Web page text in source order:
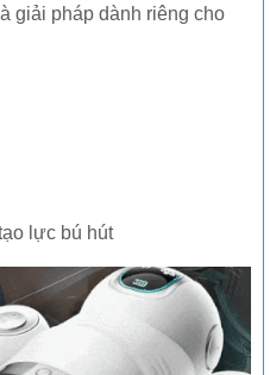
giải pháp dành riêng cho
lực bú hút